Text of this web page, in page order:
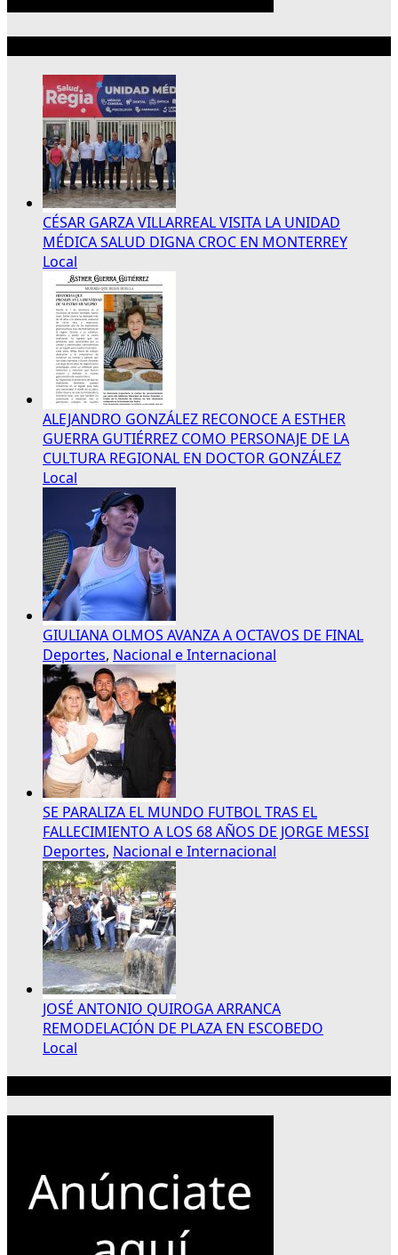
CÉSAR GARZA VILLARREAL VISITA LA UNIDAD
MÉDICA SALUD DIGNA CROC EN MONTERREY
Local
ALEJANDRO GONZÁLEZ RECONOCE A ESTHER
GUERRA GUTIÉRREZ COMO PERSONAJE DE LA
CULTURA REGIONAL EN DOCTOR GONZÁLEZ
Local
GIULIANA OLMOS AVANZA A OCTAVOS DE FINAL
Deportes, Nacional e Internacional
SE PARALIZA EL MUNDO FUTBOL TRAS EL
FALLECIMIENTO A LOS 68 AÑOS DE JORGE MESSI
Deportes, Nacional e Internacional
JOSÉ ANTONIO QUIROGA ARRANCA
REMODELACIÓN DE PLAZA EN ESCOBEDO
Local